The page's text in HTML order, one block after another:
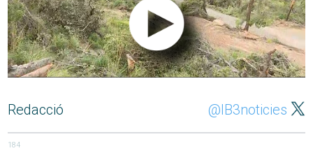
Redacció @IB3noticies
184